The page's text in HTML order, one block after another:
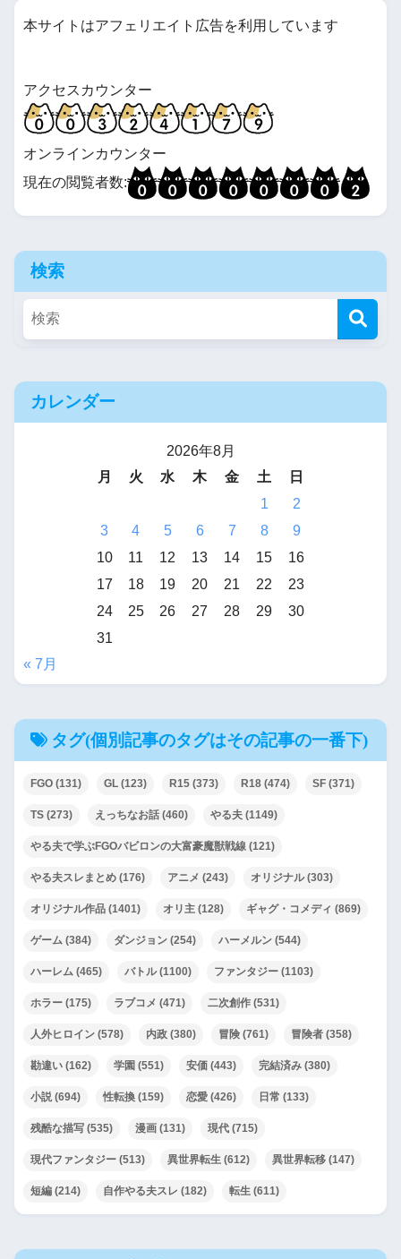
本サイトはアフェリエイト広告を利用しています
アクセスカウンター
オンラインカウンター
現在の閲覧者数:
検索
カレンダー
2026年8月
月
火 水 木 金 土
日
1
2
3
4 5 6 7 8
9
10
11 12 13 14 15
16
17
18 19 20 21 22
23
24
25 26 27 28 29
30
31
« 7月
タグ(個別記事のタグはその記事の一番下)
FGO (131) GL (123) R15 (373) R18 (474) SF (371)
TS (273) えっちなお話 (460) やる夫 (1149)
やる夫で学ぶFGOバビロンの大富豪魔獣戦線 (121)
やる夫スレまとめ (176) アニメ (243) オリジナル(303)
オリジナル作品 (1401) オリ主 (128) ギャグ・コメディ (869)
ゲーム (384) ダンジョン (254) ハーメルン (544)
ハーレム (465) バトル(1100) ファンタジー (1103)
ホラー (175) ラブコメ (471) 二次創作 (531)
人外ヒロイン (578) 内政 (380) 冒険 (761) 冒険者 (358)
勘違い (162) 学園 (551) 安価 (443) 完結済み (380)
小説(694) 性転換 (159) 恋愛 (426) 日常 (133)
残酷な描写 (535) 漫画 (131) 現代 (715)
現代ファンタジー (513) 異世界転生 (612) 異世界転移 (147)
短編 (214) 自作やる夫スレ (182) 転生 (611)